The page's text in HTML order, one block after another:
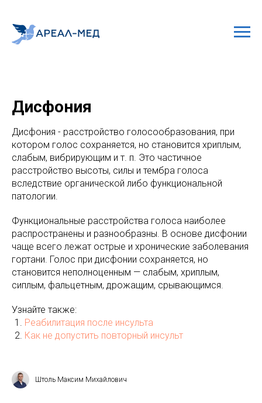
Дисфония
Дисфония - расстройство голосообразования, при
котором голос сохраняется, но становится хриплым,
слабым, вибрирующим и т. п. Это частичное
расстройство высоты, силы и тембра голоса
вследствие органической либо функциональной
патологии.
Функциональные расстройства голоса наиболее
распространены и разнообразны. В основе дисфонии
чаще всего лежат острые и хронические заболевания
гортани. Голос при дисфонии сохраняется, но
становится неполноценным — слабым, хриплым,
сиплым, фальцетным, дрожащим, срывающимся.
Узнайте также:
Реабилитация после инсульта
Как не допустить повторный инсульт
Штоль Максим Михайлович